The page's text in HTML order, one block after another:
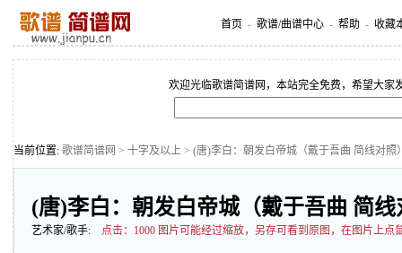
首页 - 歌谱/曲谱中心 - 帮助 - 收藏
欢迎光临歌谱简谱网，本站完全免费，希望大家
当前位置: 歌谱简谱网 > 十字及以上 > (唐)李白：朝发白帝城（戴于吾曲 简线对照
(唐)李白：朝发白帝城（戴于吾曲 简线
艺术家/歌手: 点击： 1000 图片可能经过缩放，另存可看到原图，在图片上